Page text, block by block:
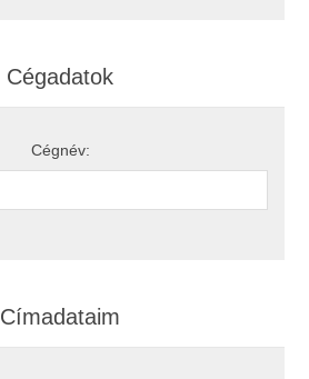
Cégadatok
Cégnév:
Címadataim